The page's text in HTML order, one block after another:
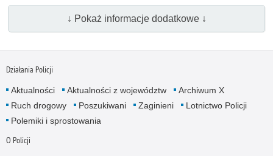
↓ Pokaż informacje dodatkowe ↓
Działania Policji
Aktualności Aktualności z województw
Archiwum X
Ruch drogowy
Poszukiwani Zaginieni
Lotnictwo Policji
Polemiki i sprostowania
O Policji